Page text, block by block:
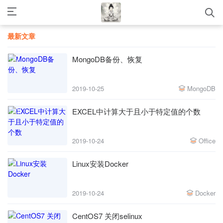
最新文章
MongoDB备份、恢复
2019-10-25 MongoDB
EXCEL中计算大于且小于特定值的个数
2019-10-24 Office
Linux安装Docker
2019-10-24 Docker
CentOS7 关闭selinux